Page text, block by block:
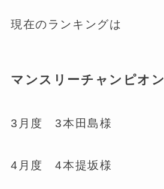
現在のランキングは
マンスリーチャンピオン
3月度 3本田島様
4月度 4本提坂様